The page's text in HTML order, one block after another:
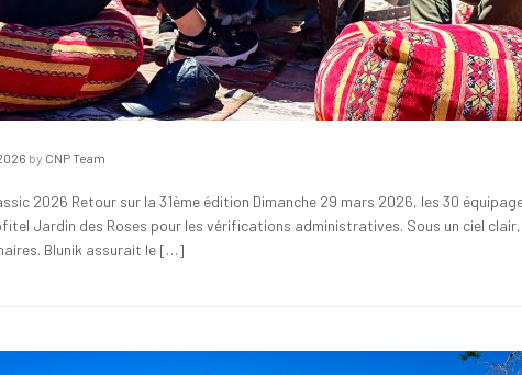
by CNP Team
2026 Retour sur la 31ème édition Dimanche 29 mars 2026, les 30
Jardin des Roses pour les vérifications administratives. Sous un ciel
Blunik assurait le […]